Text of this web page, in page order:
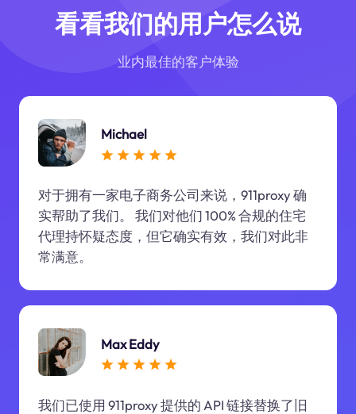
看看我们的用户怎么说
业内最佳的客户体验
Michael
对于拥有一家电子商务公司来说，911proxy 确
实帮助了我们。 我们对他们 100% 合规的住宅
代理持怀疑态度，但它确实有效，我们对此非
常满意。
Max Eddy
我们已使用 911proxy 提供的 API 链接替换了旧